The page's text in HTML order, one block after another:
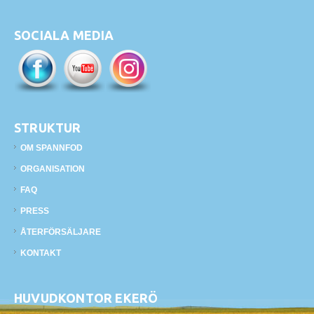
SOCIALA MEDIA
STRUKTUR
OM SPANNFOD
ORGANISATION
FAQ
PRESS
ÅTERFÖRSÄLJARE
KONTAKT
HUVUDKONTOR EKERÖ